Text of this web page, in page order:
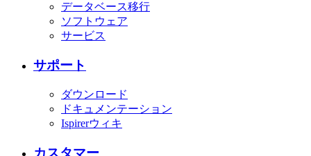
データベース移行
ソフトウェア
サービス
サポート
ダウンロード
ドキュメンテーション
Ispirerウィキ
カスタマー